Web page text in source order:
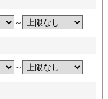
～
～